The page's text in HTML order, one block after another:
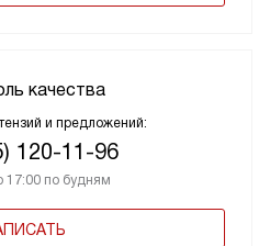
качества
и предложений:
120-11-96
17:00 по будням